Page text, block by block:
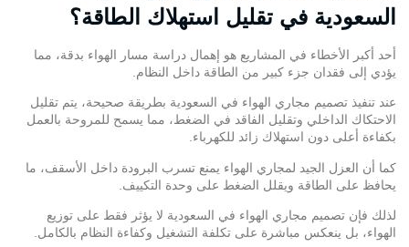
السعودية في تقليل استهلاك الطاقة؟
أحد أكبر الأخطاء في المشاريع هو إهمال دراسة مسار الهواء بدقة، مما
يؤدي إلى فقدان جزء كبير من الطاقة داخل النظام.
عند تنفيذ تصميم مجاري الهواء في السعودية بطريقة صحيحة، يتم تقليل
الاحتكاك الداخلي وتقليل الفاقد في الضغط، مما يسمح للمروحة بالعمل
بكفاءة أعلى دون استهلاك زائد للكهرباء.
كما أن العزل الجيد لمجاري الهواء يمنع تسرب البرودة داخل الأسقف، ما
يحافظ على الطاقة ويقلل الضغط على وحدة التكييف.
لذلك فإن تصميم مجاري الهواء في السعودية لا يؤثر فقط على توزيع
الهواء، بل ينعكس مباشرة على تكلفة التشغيل وكفاءة النظام بالكامل.